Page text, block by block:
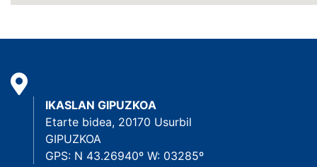
IKASLAN GIPUZKOA
Etarte bidea, 20170 Usurbil
GIPUZKOA
GPS: N 43.26940º W: 03285º